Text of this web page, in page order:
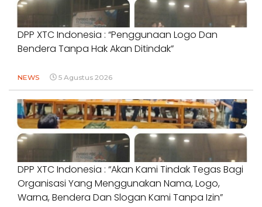
DPP XTC Indonesia : “Penggunaan Logo Dan
Bendera Tanpa Hak Akan Ditindak”
NEWS 5 Agustus 2026
DPP XTC Indonesia : “Akan Kami Tindak Tegas Bagi
Organisasi Yang Menggunakan Nama, Logo,
Warna, Bendera Dan Slogan Kami Tanpa Izin”